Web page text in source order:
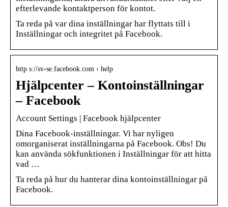
efterlevande kontaktperson för kontot.
Ta reda på var dina inställningar har flyttats till i
Inställningar och integritet på Facebook.
http s://sv-se.facebook.com › help
Hjälpcenter – Kontoinställningar
– Facebook
Account Settings | Facebook hjälpcenter
Dina Facebook-inställningar. Vi har nyligen
omorganiserat inställningarna på Facebook. Obs! Du
kan använda sökfunktionen i Inställningar för att hitta
vad …
Ta reda på hur du hanterar dina kontoinställningar på
Facebook.